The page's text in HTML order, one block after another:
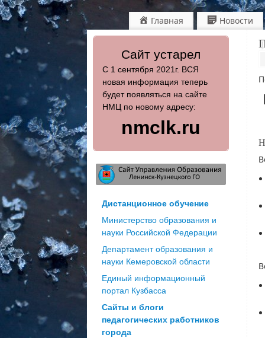
Главная Новости
Сайт устарел
С 1 сентября 2021г. ВСЯ
новая информация теперь
будет появляться на сайте
НМЦ по новому адресу:
nmclk.ru
Дистанционное обучение
Министерство образования и
науки Российской Федерации
Департамент образования и
науки Кемеровской области
Единый информационный
портал Кузбасса
Сайты и блоги
педагогических работников
города